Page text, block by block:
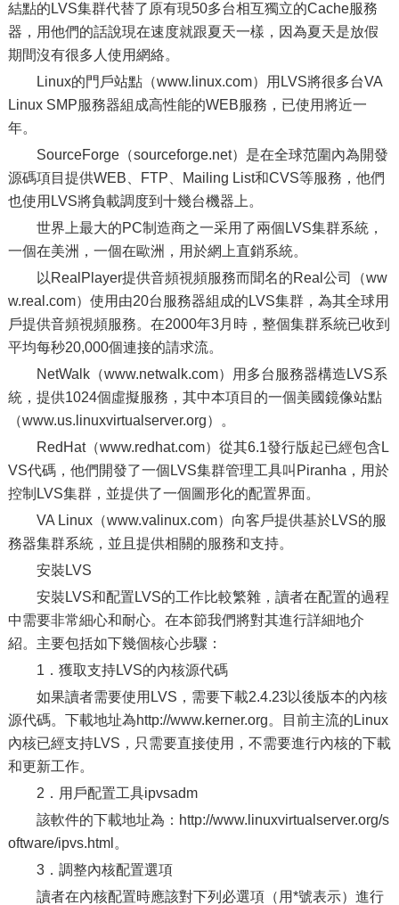
結點的LVS集群代替了原有現50多台相互獨立的Cache服務
器，用他們的話說現在速度就跟夏天一樣，因為夏天是放假
期間沒有很多人使用網絡。
Linux的門戶站點（www.linux.com）用LVS將很多台VA
Linux SMP服務器組成高性能的WEB服務，已使用將近一
年。
SourceForge（sourceforge.net）是在全球范圍內為開發
源碼項目提供WEB、FTP、Mailing List和CVS等服務，他們
也使用LVS將負載調度到十幾台機器上。
世界上最大的PC制造商之一采用了兩個LVS集群系統，
一個在美洲，一個在歐洲，用於網上直銷系統。
以RealPlayer提供音頻視頻服務而聞名的Real公司（ww
w.real.com）使用由20台服務器組成的LVS集群，為其全球用
戶提供音頻視頻服務。在2000年3月時，整個集群系統已收到
平均每秒20,000個連接的請求流。
NetWalk（www.netwalk.com）用多台服務器構造LVS系
統，提供1024個虛擬服務，其中本項目的一個美國鏡像站點
（www.us.linuxvirtualserver.org）。
RedHat（www.redhat.com）從其6.1發行版起已經包含L
VS代碼，他們開發了一個LVS集群管理工具叫Piranha，用於
控制LVS集群，並提供了一個圖形化的配置界面。
VA Linux（www.valinux.com）向客戶提供基於LVS的服
務器集群系統，並且提供相關的服務和支持。
安裝LVS
安裝LVS和配置LVS的工作比較繁雜，讀者在配置的過程
中需要非常細心和耐心。在本節我們將對其進行詳細地介
紹。主要包括如下幾個核心步驟：
1．獲取支持LVS的內核源代碼
如果讀者需要使用LVS，需要下載2.4.23以後版本的內核
源代碼。下載地址為http://www.kerner.org。目前主流的Linux
內核已經支持LVS，只需要直接使用，不需要進行內核的下載
和更新工作。
2．用戶配置工具ipvsadm
該軟件的下載地址為：http://www.linuxvirtualserver.org/s
oftware/ipvs.html。
3．調整內核配置選項
讀者在內核配置時應該對下列必選項（用*號表示）進行